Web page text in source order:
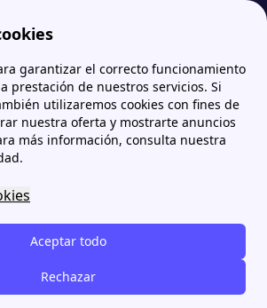
garantizar el correcto funcionamiento
prestación de nuestros servicios. Si
utilizaremos cookies con fines de
nuestra oferta y mostrarte anuncios
más información, consulta nuestra
Aceptar todo
Rechazar
Som Energía Som Energia teléfono: Atención al cliente y gestión de trámites
teléfono:
al cliente y
trámites
Energiacuentan con
y múltiples
para realizar sus gestiones. En